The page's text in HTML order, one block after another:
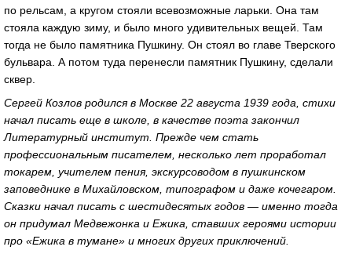
по рельсам, а кругом стояли всевозможные ларьки. Она там
стояла каждую зиму, и было много удивительных вещей. Там
тогда не было памятника Пушкину. Он стоял во главе Тверского
бульвара. А потом туда перенесли памятник Пушкину, сделали
сквер.
Сергей Козлов родился в Москве 22 августа 1939 года, стихи
начал писать еще в школе, в качестве поэта закончил
Литературный институт. Прежде чем стать
профессиональным писателем, несколько лет проработал
токарем, учителем пения, экскурсоводом в пушкинском
заповеднике в Михайловском, типографом и даже кочегаром.
Сказки начал писать с шестидесятых годов — именно тогда
он придумал Медвежонка и Ежика, ставших героями истории
про «Ежика в тумане» и многих других приключений.